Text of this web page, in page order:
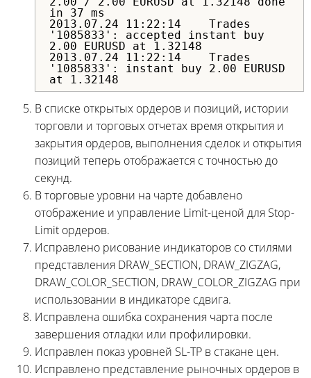
in 37 ms
2013.07.24 11:22:14 Trades
'1085833': accepted instant buy
2.00 EURUSD at 1.32148
2013.07.24 11:22:14 Trades
'1085833': instant buy 2.00 EURUSD
at 1.32148
В списке открытых ордеров и позиций, истории
торговли и торговых отчетах время открытия и
закрытия ордеров, выполнения сделок и открытия
позиций теперь отображается с точностью до
секунд.
В торговые уровни на чарте добавлено
отображение и управление Limit-ценой для Stop-
Limit ордеров.
Исправлено рисование индикаторов со стилями
представления DRAW_SECTION, DRAW_ZIGZAG,
DRAW_COLOR_SECTION, DRAW_COLOR_ZIGZAG при
использовании в индикаторе сдвига.
Исправлена ошибка сохранения чарта после
завершения отладки или профилировки.
Исправлен показ уровней SL-TP в стакане цен.
Исправлено представление рыночных ордеров в